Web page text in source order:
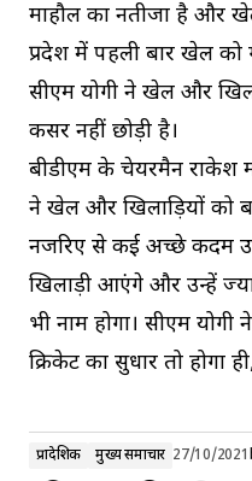
माहौल का नतीजा है और
प्रदेश में पहली बार खेल को
सीएम योगी ने खेल और
कसर नहीं छोड़ी है।
बीडीएम के चेयरमैन राकेश
ने खेल और खिलाड़ियों को
नजरिए से कई अच्छे कदम
खिलाड़ी आएंगे और उन्हें
भी नाम होगा। सीएम
क्रिकेट का सुधार तो होगा
प्रादेशिक मुख्य समाचार 27/10/2021